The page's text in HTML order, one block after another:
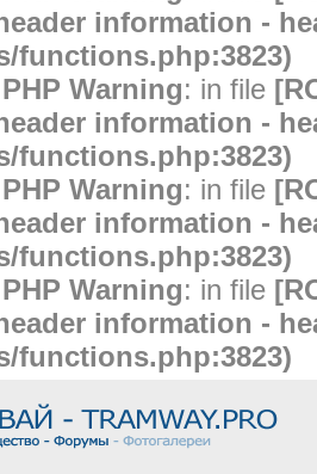
information -
functions.php:3823)
Warning: in file
information -
functions.php:3823)
Warning: in file
information -
functions.php:3823)
Warning: in file
information -
functions.php:3823)